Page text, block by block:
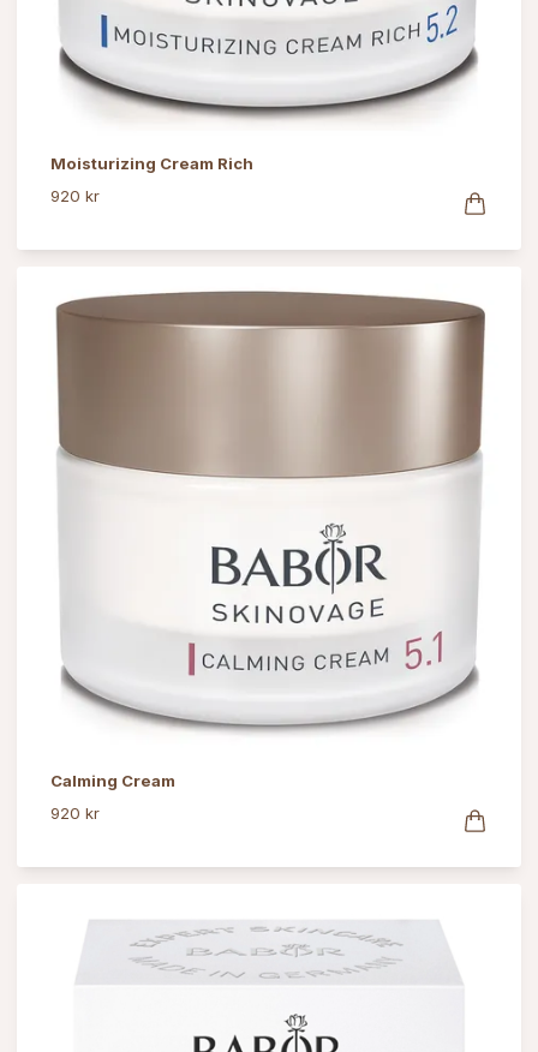
Moisturizing Cream Rich
920 kr
Calming Cream
920 kr